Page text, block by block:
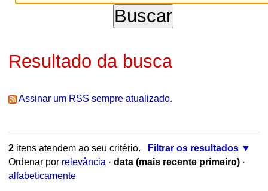
Resultado da busca
Assinar um RSS sempre atualizado.
2itens atendem ao seu critério.
Filtrar os resultados
Ordenar por relevância · data (mais recente primeiro) ·
alfabeticamente